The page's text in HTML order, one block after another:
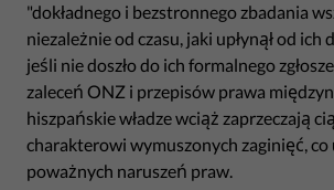
"dokładnego i bezstronnego zbadania
niezależnie od czasu, jaki upłynął od ich
jeśli nie doszło do ich formalnego
zaleceń ONZ i przepisów prawa
hiszpańskie władze wciąż zaprzeczają
charakterowi wymuszonych zaginięć,
poważnych naruszeń praw.